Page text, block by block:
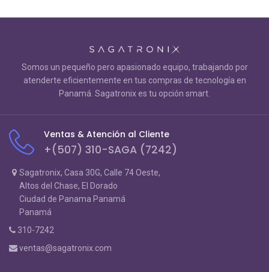
Somos un pequeño pero apasionado equipo, trabajando por
atenderte eficientemente en tus compras de tecnología en
Panamá. Sagatronix es tu opción smart.
Ventas & Atención al Cliente
+(507) 310-SAGA (7242)
Sagatronix, Casa 30G, Calle 74 Oeste,
Altos del Chase, El Dorado
Ciudad de Panama Panamá
Panamá
310-7242
ventas@sagatronix.com